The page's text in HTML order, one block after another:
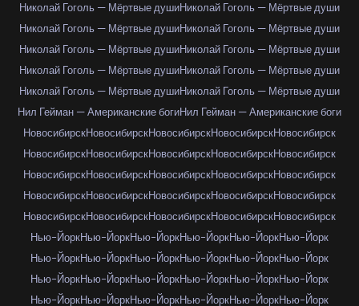
Николай Гоголь — Мёртвые душиНиколай Гоголь — Мёртвые души
Николай Гоголь — Мёртвые душиНиколай Гоголь — Мёртвые души
Николай Гоголь — Мёртвые душиНиколай Гоголь — Мёртвые души
Николай Гоголь — Мёртвые душиНиколай Гоголь — Мёртвые души
Николай Гоголь — Мёртвые душиНиколай Гоголь — Мёртвые души
Нил Гейман — Американские богиНил Гейман — Американские боги
НовосибирскНовосибирскНовосибирскНовосибирскНовосибирск
НовосибирскНовосибирскНовосибирскНовосибирскНовосибирск
НовосибирскНовосибирскНовосибирскНовосибирскНовосибирск
НовосибирскНовосибирскНовосибирскНовосибирскНовосибирск
НовосибирскНовосибирскНовосибирскНовосибирскНовосибирск
Нью-ЙоркНью-ЙоркНью-ЙоркНью-ЙоркНью-ЙоркНью-Йорк
Нью-ЙоркНью-ЙоркНью-ЙоркНью-ЙоркНью-ЙоркНью-Йорк
Нью-ЙоркНью-ЙоркНью-ЙоркНью-ЙоркНью-ЙоркНью-Йорк
Нью-ЙоркНью-ЙоркНью-ЙоркНью-ЙоркНью-ЙоркНью-Йорк